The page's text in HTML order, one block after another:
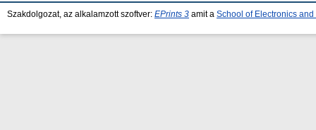
Szakdolgozat, az alkalamzott szoftver: EPrints 3 amit a School of Electronics